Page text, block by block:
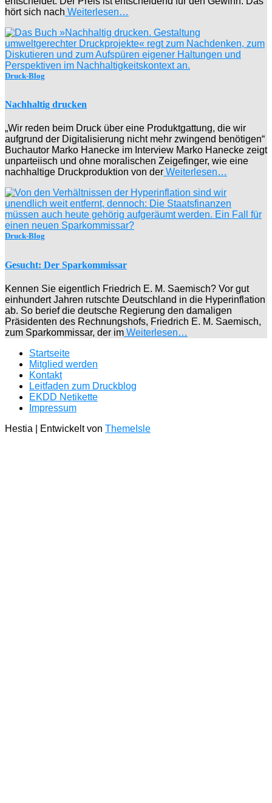
hört sich nach Weiterlesen…
Druck-Blog
Nachhaltig drucken
„Wir reden beim Druck über eine Produktgattung, die wir
aufgrund der Digitalisierung nicht mehr zwingend benötigen“
Buchautor Marko Hanecke im Interview Marko Hanecke zeigt
unparteiisch und ohne moralischen Zeigefinger, wie eine
nachhaltige Druckproduktion von der Weiterlesen…
Druck-Blog
Gesucht: Der Sparkommissar
Kennen Sie eigentlich Friedrich E. M. Saemisch? Vor gut
einhundert Jahren rutschte Deutschland in die Hyperinflation
ab. So berief die deutsche Regierung den damaligen
Präsidenten des Rechnungshofs, Friedrich E. M. Saemisch,
zum Sparkommissar, der im Weiterlesen…
Startseite
Mitglied werden
Kontakt
Leitfaden zum Druckblog
EKDD Netikette
Impressum
Hestia | Entwickelt von ThemeIsle